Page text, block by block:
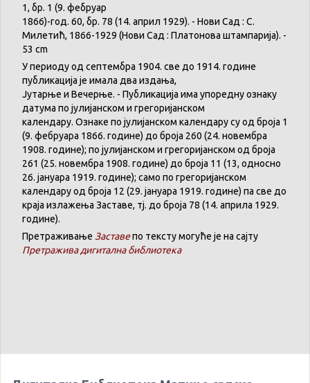
1, бр. 1 (9. фебруар
1866)-год. 60, бр. 78 (14. април 1929). - Нови Сад : С.
Милетић, 1866-1929 (Нови Сад : Платонова штампарија). -
53 cm
Упериодуод септембра 1904. све до 1914. године
публикација је имала два издања,
Јутарње и Вечерње. - Публикација има упореднуознаку
датума по јулијанском и грегоријанском
календару. Ознаке по јулијанском календару су од броја 1
(9. фебруара 1866. године) до броја 260 (24. новембра
1908. године); по јулијанском и грегоријанском од броја
261 (25. новембра 1908. године) до броја 11 (13, односно
26. јануара 1919. године); само по грегоријанском
календаруод броја 12 (29. јануара 1919. године) па све до
краја излажења Заставе, тј. до броја 78 (14. априла 1929.
године).
Претраживање Заставепо тексту могуће је на сајту
Претражива дигитална библиотека